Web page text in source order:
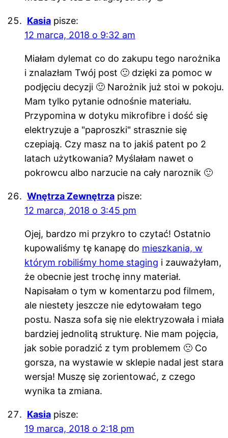
Kasia pisze:
12 marca, 2018 o 9:32 am
Miałam dylemat co do zakupu tego narożnika
i znalazłam Twój post 🙂 dzięki za pomoc w
podjęciu decyzji 🙂 Narożnik już stoi w pokoju.
Mam tylko pytanie odnośnie materiału.
Przypomina w dotyku mikrofibre i dość się
elektryzuje a "paproszki" strasznie się
czepiają. Czy masz na to jakiś patent po 2
latach użytkowania? Myślałam nawet o
pokrowcu albo narzucie na cały naroznik 🙂
Wnętrza Zewnętrza pisze:
12 marca, 2018 o 3:45 pm
Ojej, bardzo mi przykro to czytać! Ostatnio
kupowaliśmy tę kanapę do mieszkania, w
którym robiliśmy home staging i zauważyłam,
że obecnie jest trochę inny materiał.
Napisałam o tym w komentarzu pod filmem,
ale niestety jeszcze nie edytowałam tego
postu. Nasza sofa się nie elektryzowała i miała
bardziej jednolitą strukturę. Nie mam pojęcia,
jak sobie poradzić z tym problemem 🙁 Co
gorsza, na wystawie w sklepie nadal jest stara
wersja! Muszę się zorientować, z czego
wynika ta zmiana.
Kasia pisze:
19 marca, 2018 o 2:18 pm